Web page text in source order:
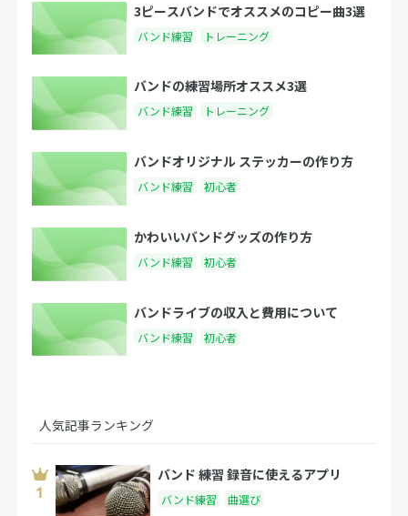
3ピースバンドでオススメのコピー曲3選
バンド練習 トレーニング
バンドの練習場所オススメ3選
バンド練習 トレーニング
バンドオリジナル ステッカーの作り方
バンド練習 初心者
かわいいバンドグッズの作り方
バンド練習 初心者
バンドライブの収入と費用について
バンド練習 初心者
人気記事ランキング
バンド 練習 録音に使えるアプリ
バンド練習 曲選び